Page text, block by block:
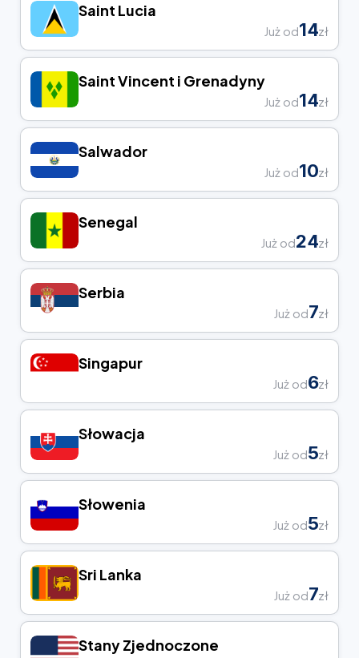
Saint Lucia
Już od14zł
Saint Vincent i Grenadyny
Już od14zł
Salwador
Już od10zł
Senegal
Już od24zł
Serbia
Już od7zł
Singapur
Już od6zł
Słowacja
Już od5zł
Słowenia
Już od5zł
Sri Lanka
Już od7zł
Stany Zjednoczone